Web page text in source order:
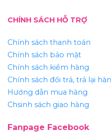
CHÍNH SÁCH HỖ TRỢ
Chính sách thanh toán
Chính sách bảo mật
Chính sách kiểm hàng
Chính sách đổi trả, trả lại
Hướng dẫn mua hàng
Chsinh sách giao hàng
Fanpage Facebook